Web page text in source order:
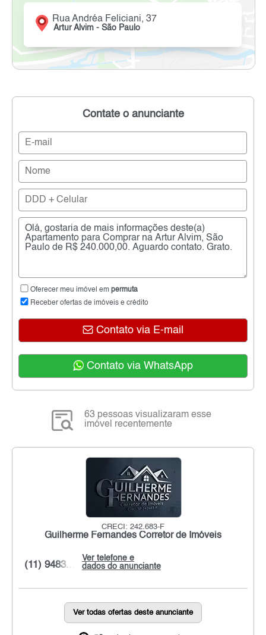
Rua Andréa Feliciani, 37
Artur Alvim - São Paulo
Contate o anunciante
Oferecer meu imóvel em permuta
Receber ofertas de imóveis e crédito
Contato via E-mail
Contato via WhatsApp
63 pessoas visualizaram esse
imóvel recentemente
CRECI: 242.683-F
Guilherme Fernandes Corretor de Imóveis
Ver telefone e
dados do anunciante
(11) 9483...
Ver todas ofertas deste anunciante